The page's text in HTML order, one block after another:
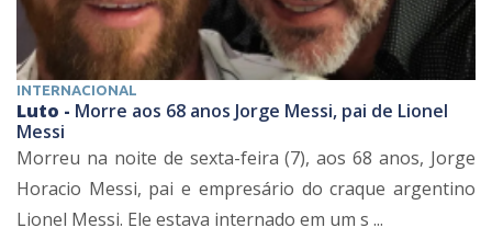
INTERNACIONAL
Luto - Morre aos 68 anos Jorge Messi, pai de Lionel
Messi
Morreu na noite de sexta-feira (7), aos 68 anos, Jorge
Horacio Messi, pai e empresário do craque argentino
Lionel Messi. Ele estava internado em um s ...